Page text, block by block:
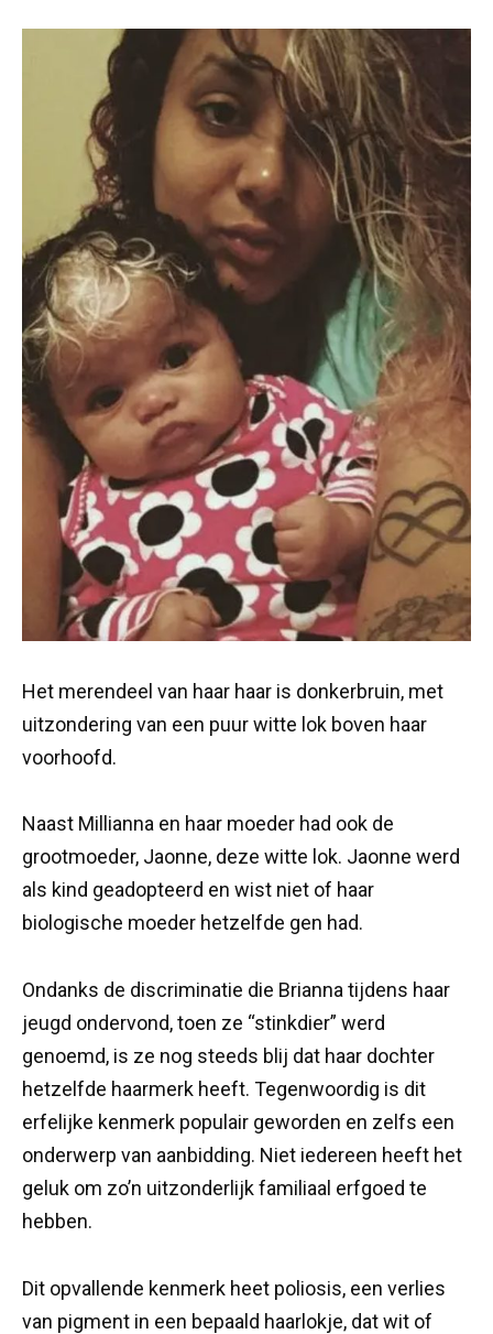
Het merendeel van haar haar is donkerbruin, met
uitzondering van een puur witte lok boven haar
voorhoofd.
Naast Millianna en haar moeder had ook de
grootmoeder, Jaonne, deze witte lok. Jaonne werd
als kind geadopteerd en wist niet of haar
biologische moeder hetzelfde gen had.
Ondanks de discriminatie die Brianna tijdens haar
jeugd ondervond, toen ze “stinkdier” werd
genoemd, is ze nog steeds blij dat haar dochter
hetzelfde haarmerk heeft. Tegenwoordig is dit
erfelijke kenmerk populair geworden en zelfs een
onderwerp van aanbidding. Niet iedereen heeft het
geluk om zo’n uitzonderlijk familiaal erfgoed te
hebben.
Dit opvallende kenmerk heet poliosis, een verlies
van pigment in een bepaald haarlokje, dat wit of